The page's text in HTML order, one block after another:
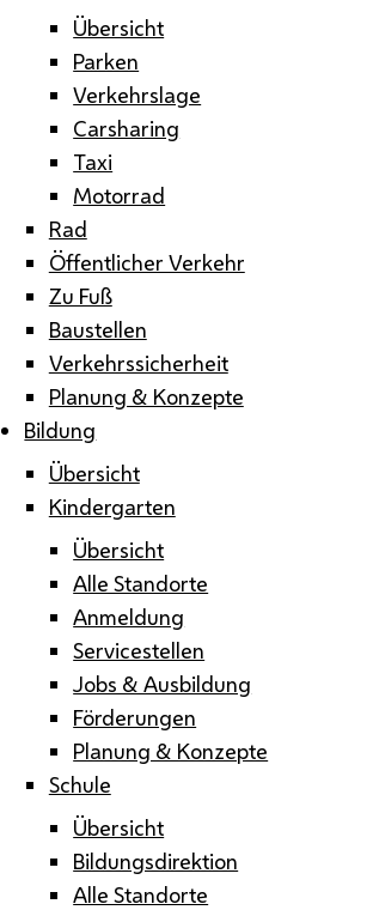
Übersicht
Parken
Verkehrslage
Carsharing
Taxi
Motorrad
Rad
Öffentlicher Verkehr
Zu Fuß
Baustellen
Verkehrssicherheit
Planung & Konzepte
Bildung
Übersicht
Kindergarten
Übersicht
Alle Standorte
Anmeldung
Servicestellen
Jobs & Ausbildung
Förderungen
Planung & Konzepte
Schule
Übersicht
Bildungsdirektion
Alle Standorte